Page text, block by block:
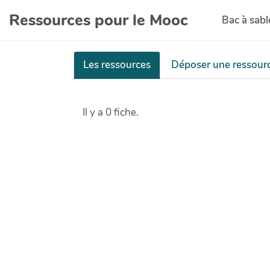
Aller au contenu principal
Ressources pour le Mooc Bac à
Les ressources Déposer une
Il y a 0 fiche.